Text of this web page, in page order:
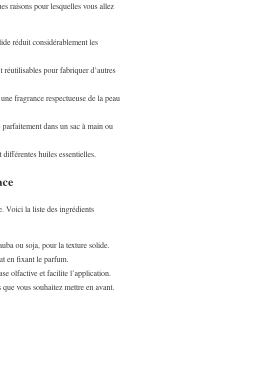
raisons pour lesquelles vous allez
réduit considérablement les
pour fabriquer d’autres
fragrance respectueuse de la peau
dans un sac à main ou
huiles essentielles.
Voici la liste des ingrédients
ou soja, pour la texture solide.
en fixant le parfum.
olfactive et facilite l’application.
vous souhaitez mettre en avant.